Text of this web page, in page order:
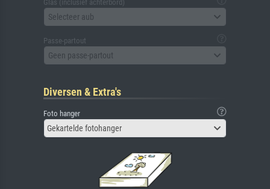
Glas (inclusief achterbord)
Selecteer aub
Passe-partout
Geen passe-partout
Diversen & Extra's
Foto hanger
Gekartelde fotohanger